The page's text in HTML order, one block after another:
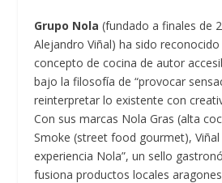
Grupo Nola (fundado a finales de
Alejandro Viñal) ha sido
concepto de cocina de autor
bajo la filosofía de “provocar
reinterpretar lo existente con
Con sus marcas Nola Gras (alta
Smoke (street food gourmet), Viñal
experiencia Nola”, un sello
fusiona productos locales